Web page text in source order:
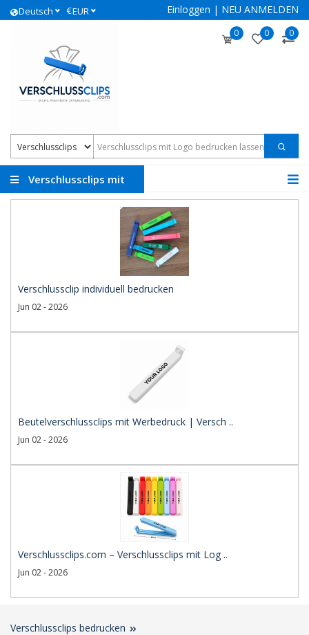
Deutsch €EUR Einloggen | NEU ANMELDEN
0 0 0
Verschlussclips mit
Verschlussclip individuell bedrucken
Jun 02 - 2026
Beutelverschlussclips mit Werbedruck | Versch ..
Jun 02 - 2026
Verschlussclips.com – Verschlussclips mit Log ..
Jun 02 - 2026
Verschlussclips bedrucken